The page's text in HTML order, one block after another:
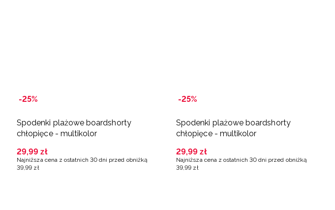
-25%
Spodenki plażowe boardshorty
chłopięce - multikolor
29,99 zł
Najniższa cena z ostatnich 30 dni przed obniżką
39,99 zł
-25%
Spodenki plażowe boardshorty
chłopięce - multikolor
29,99 zł
Najniższa cena z ostatnich 30 dni przed obniżką
39,99 zł